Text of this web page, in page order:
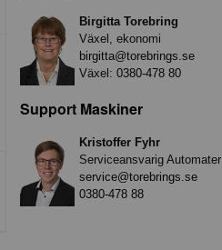
Birgitta Torebring
Växel, ekonomi
birgitta@torebrings.se
Växel: 0380-478 80
Support Maskiner
Kristoffer Fyhr
Serviceansvarig Automater
service@torebrings.se
0380-478 88